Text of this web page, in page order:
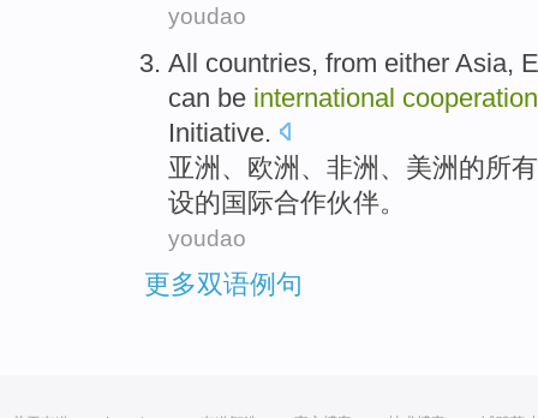
youdao
All countries, from either Asia,
can be international cooperation
Initiative.
亚洲 、 欧洲 、 非洲 、 美洲 的所有
设的 国际合作伙伴。
youdao
更多双语例句